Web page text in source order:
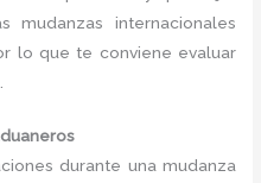
mudanzas internacionales
lo que te conviene evaluar
durante una mudanza